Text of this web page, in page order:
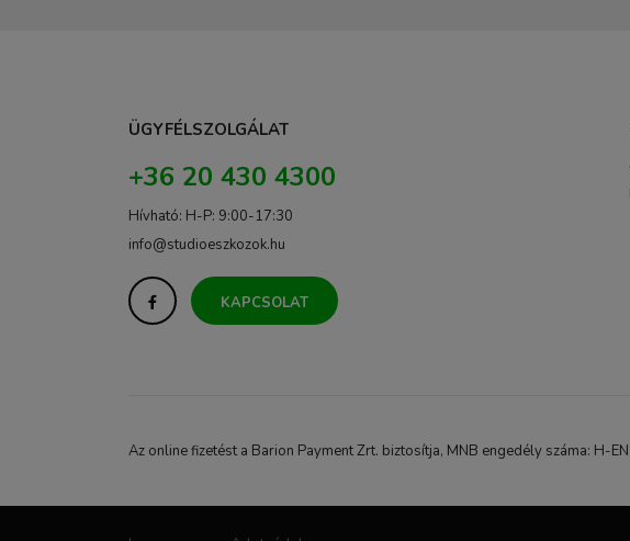
ÜGYFÉLSZOLGÁLAT
+36 20 430 4300
Hívható: H-P: 9:00-17:30
info@studioeszkozok.hu
KAPCSOLAT
Az online fizetést a Barion Payment Zrt. biztosítja, MNB engedély száma: H-